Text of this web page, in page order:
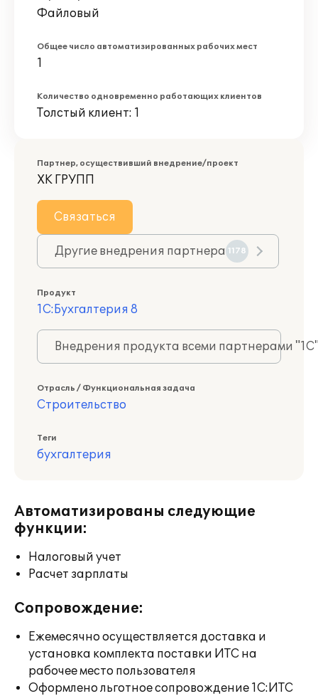
Файловый
Общее число автоматизированных рабочих мест
1
Количество одновременно работающих клиентов
Толстый клиент: 1
Партнер, осуществивший внедрение/проект
ХК ГРУПП
Связаться
Другие внедрения партнера 1178
Продукт
1С:Бухгалтерия 8
Внедрения продукта всеми партнерами
Отрасль / Функциональная задача
Строительство
Теги
бухгалтерия
Автоматизированы следующие
функции:
Налоговый учет
Расчет зарплаты
Сопровождение:
Ежемесячно осуществляется доставка и
установка комплекта поставки ИТС на
рабочее место пользователя
Оформлено льготное сопровождение 1С:ИТС